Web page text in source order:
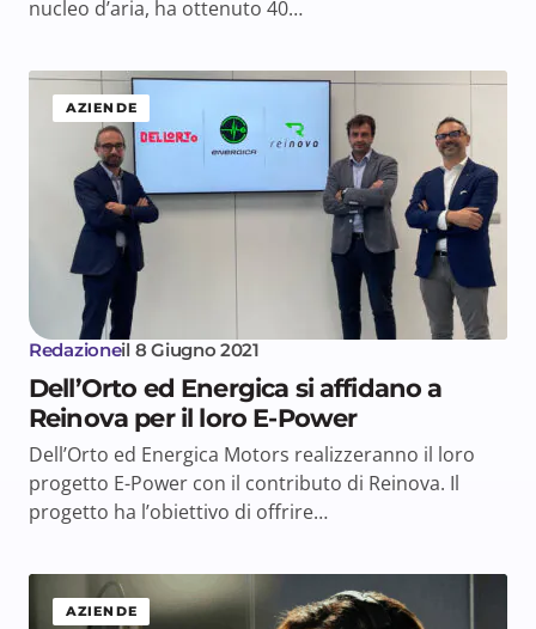
nucleo d’aria, ha ottenuto 40…
AZIENDE
Redazioneil 8 Giugno 2021
Dell’Orto ed Energica si affidano a
Reinova per il loro E-Power
Dell’Orto ed Energica Motors realizzeranno il loro
progetto E-Power con il contributo di Reinova. Il
progetto ha l’obiettivo di offrire…
AZIENDE